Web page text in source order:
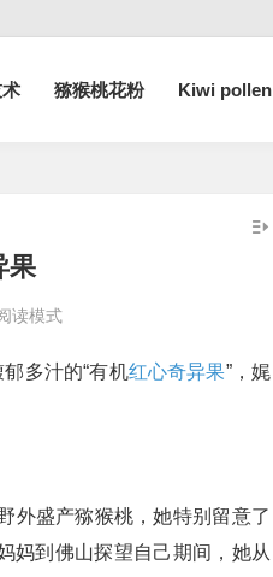
猕猴桃花粉 Kiwi pollen
果
读模式
多汁的“有机红心奇异果”，娓
外盛产猕猴桃，她特别留意了
妈到佛山探望自己期间，她从